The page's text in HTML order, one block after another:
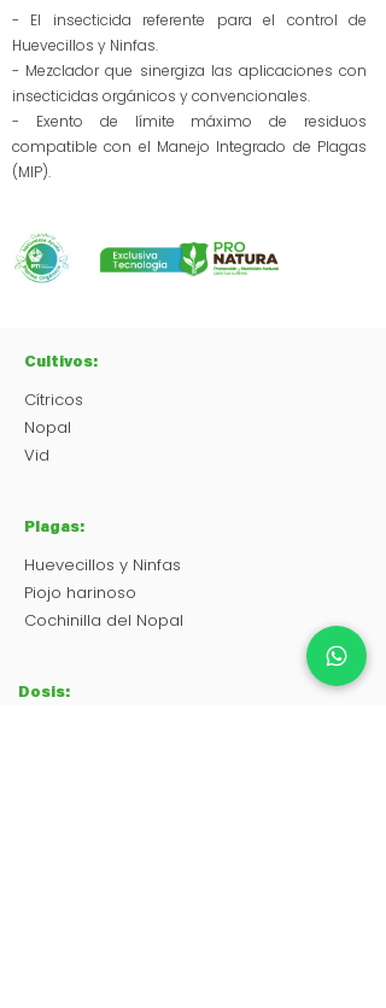
- El insecticida referente para el control de
Huevecillos y Ninfas.
- Mezclador que sinergiza las aplicaciones con
insecticidas orgánicos y convencionales.
- Exento de límite máximo de residuos
compatible con el Manejo Integrado de Plagas
(MIP).
Cultivos:
Cítricos
Nopal
Vid
Plagas:
Huevecillos y Ninfas
Piojo harinoso
Cochinilla del Nopal
Dosis: